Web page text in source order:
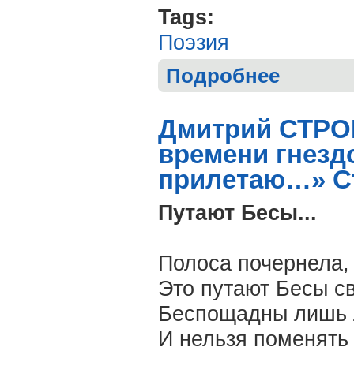
Tags:
Поэзия
Подробнее
Дмитрий
времени
прилетаю…»
Путают Бесы...
Полоса
Это путают Бесы
Беспощадны лишь
И нельзя